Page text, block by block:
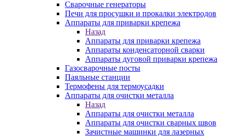
Сварочные генераторы
Печи для просушки и прокалки электродов
Аппараты для приварки крепежа
Назад
Аппараты для приварки крепежа
Аппараты конденсаторной сварки
Аппараты дуговой приварки крепежа
Газосварочные посты
Паяльные станции
Термофены для термоусадки
Аппараты для очистки металла
Назад
Аппараты для очистки металла
Аппараты для очистки сварных швов
Зачистные машинки для лазерных